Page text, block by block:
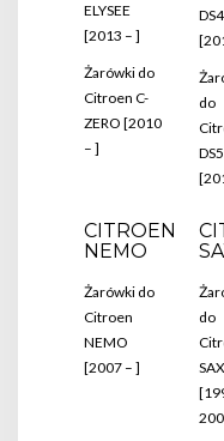
ELYSEE
[2013 – ]
Żarówki do
Citroen C-
ZERO [2010
– ]
DS4
do
DS5
CITROEN
NEMO
Żarówki do
Citroen
NEMO
[2007 – ]
do